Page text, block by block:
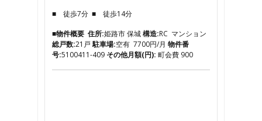
■ 徒歩7分 ■ 徒歩14分
■物件概要 住所:姫路市 保城構造:RC マンション
総戸数:21戸駐車場:空有 7700円/月 物件番
号:5100411-409 その他月額(円): 町会費 900